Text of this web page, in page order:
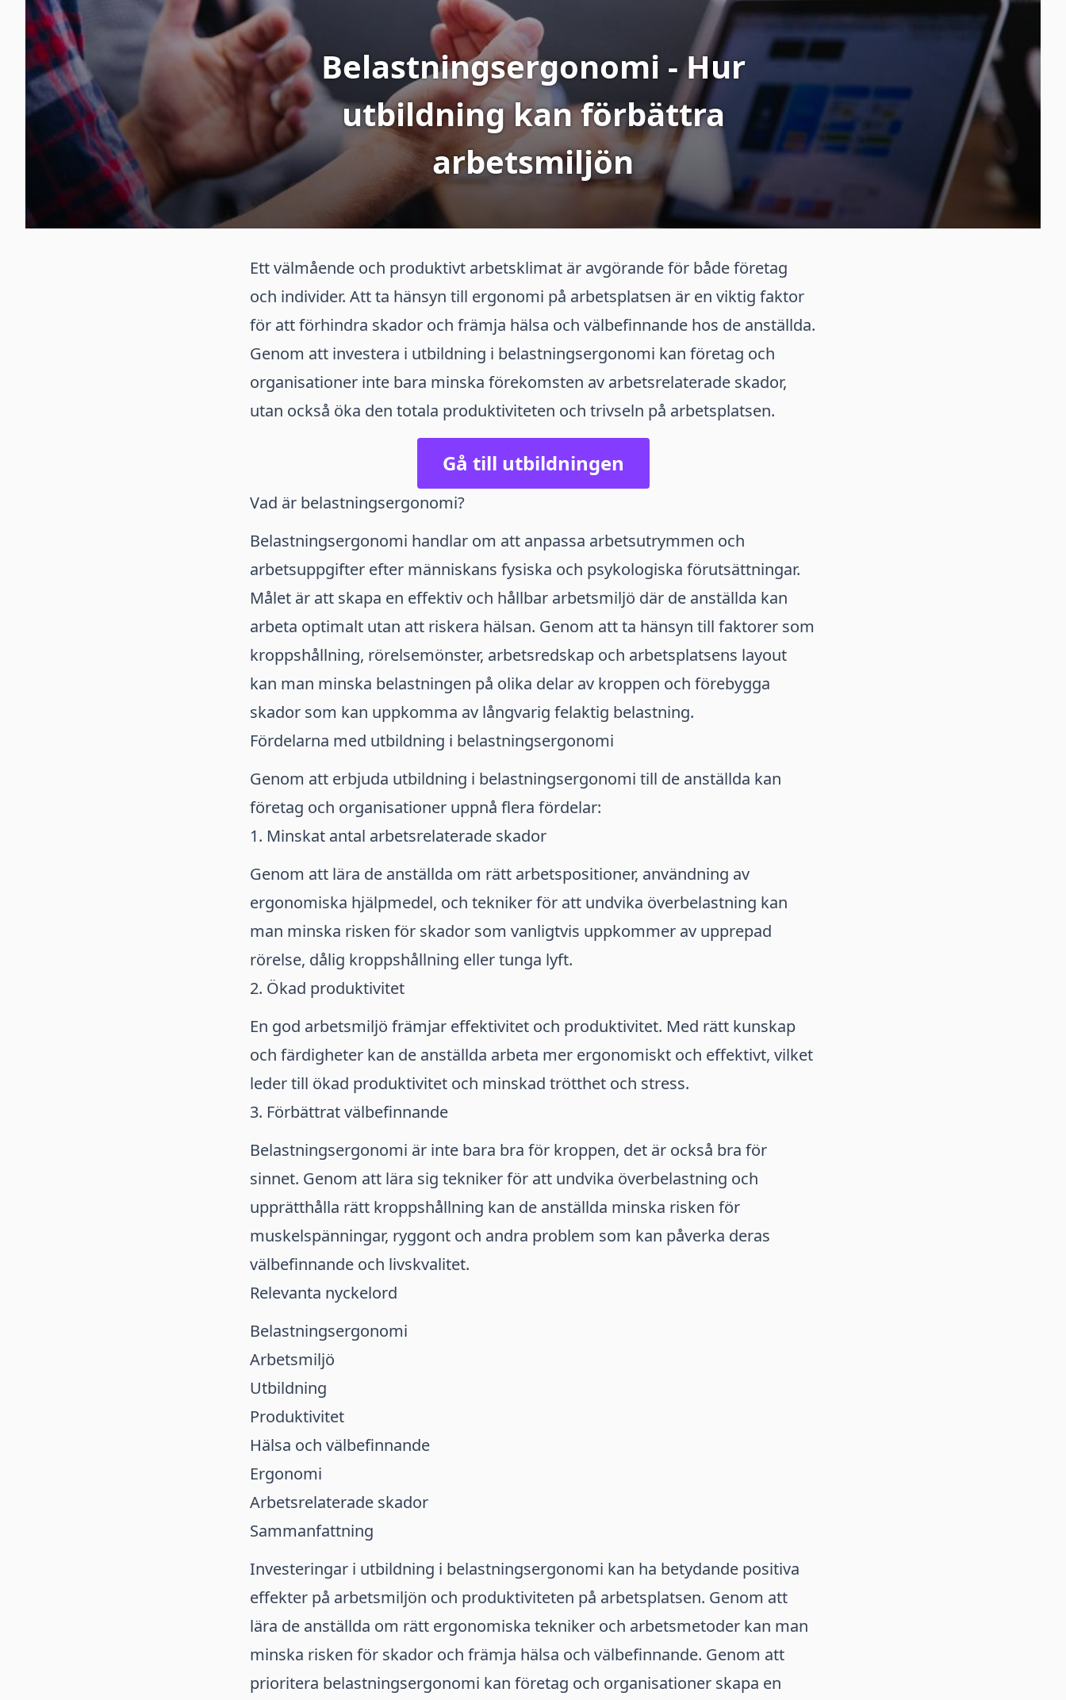
Belastningsergonomi - Hur
utbildning kan förbättra
arbetsmiljön
Ett välmående och produktivt arbetsklimat är avgörande för både företag
och individer. Att ta hänsyn till ergonomi på arbetsplatsen är en viktig faktor
för att förhindra skador och främja hälsa och välbefinnande hos de anställda.
Genom att investera i utbildning i belastningsergonomi kan företag och
organisationer inte bara minska förekomsten av arbetsrelaterade skador,
utan också öka den totala produktiviteten och trivseln på arbetsplatsen.
Gå till utbildningen
Vad är belastningsergonomi?
Belastningsergonomi handlar om att anpassa arbetsutrymmen och
arbetsuppgifter efter människans fysiska och psykologiska förutsättningar.
Målet är att skapa en effektiv och hållbar arbetsmiljö där de anställda kan
arbeta optimalt utan att riskera hälsan. Genom att ta hänsyn till faktorer som
kroppshållning, rörelsemönster, arbetsredskap och arbetsplatsens layout
kan man minska belastningen på olika delar av kroppen och förebygga
skador som kan uppkomma av långvarig felaktig belastning.
Fördelarna med utbildning i belastningsergonomi
Genom att erbjuda utbildning i belastningsergonomi till de anställda kan
företag och organisationer uppnå flera fördelar:
1. Minskat antal arbetsrelaterade skador
Genom att lära de anställda om rätt arbetspositioner, användning av
ergonomiska hjälpmedel, och tekniker för att undvika överbelastning kan
man minska risken för skador som vanligtvis uppkommer av upprepad
rörelse, dålig kroppshållning eller tunga lyft.
2. Ökad produktivitet
En god arbetsmiljö främjar effektivitet och produktivitet. Med rätt kunskap
och färdigheter kan de anställda arbeta mer ergonomiskt och effektivt, vilket
leder till ökad produktivitet och minskad trötthet och stress.
3. Förbättrat välbefinnande
Belastningsergonomi är inte bara bra för kroppen, det är också bra för
sinnet. Genom att lära sig tekniker för att undvika överbelastning och
upprätthålla rätt kroppshållning kan de anställda minska risken för
muskelspänningar, ryggont och andra problem som kan påverka deras
välbefinnande och livskvalitet.
Relevanta nyckelord
Belastningsergonomi
Arbetsmiljö
Utbildning
Produktivitet
Hälsa och välbefinnande
Ergonomi
Arbetsrelaterade skador
Sammanfattning
Investeringar i utbildning i belastningsergonomi kan ha betydande positiva
effekter på arbetsmiljön och produktiviteten på arbetsplatsen. Genom att
lära de anställda om rätt ergonomiska tekniker och arbetsmetoder kan man
minska risken för skador och främja hälsa och välbefinnande. Genom att
prioritera belastningsergonomi kan företag och organisationer skapa en